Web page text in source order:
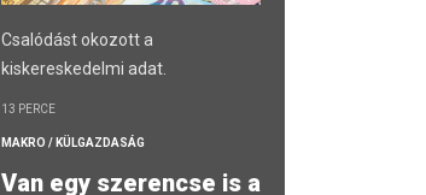
Csalódást okozott a
kiskereskedelmi adat.
13 PERCE
MAKRO / KÜLGAZDASÁG
Van egy szerencse is a